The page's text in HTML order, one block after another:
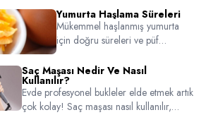
yapacak birbirinden özel pratik ve
lezzetli tarifler!
Yumurta Haşlama Süreleri
Mükemmel haşlanmış yumurta
için doğru süreleri ve püf
veya katı kıvam için pratik ipuçları.
Saç Maşası Nedir Ve Nasıl
Kullanılır?
Evde profesyonel bukleler elde etmek artık
çok kolay! Saç maşası nasıl kullanılır,